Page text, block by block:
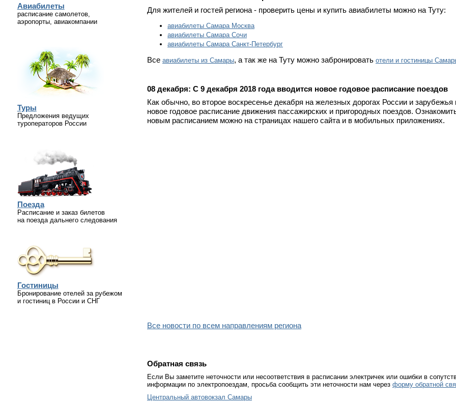
Авиабилеты
расписание самолетов,
аэропорты, авиакомпании
Туры
Предложения ведущих
туроператоров России
Поезда
Расписание и заказ билетов
на поезда дальнего следования
Гостиницы
Бронирование отелей за рубежом
и гостиниц в России и СНГ
Для жителей и гостей региона - проверить цены и купить авиабилеты можно на Туту:
авиабилеты Самара Москва
авиабилеты Самара Сочи
авиабилеты Самара Санкт-Петербург
Все авиабилеты из Самары, а так же на Туту можно забронировать отели и гостиницы
08 декабря: С 9 декабря 2018 года вводится новое годовое расписание поездов
Как обычно, во второе воскресенье декабря на железных дорогах России и зарубежья
новое годовое расписание движения пассажирских и пригородных поездов.
новым расписанием можно на страницах нашего сайта и в мобильных приложениях.
Все новости по всем направлениям региона
Обратная связь
Если Вы заметите неточности или несоответствия в расписании электричек или ошибки в
информации по электропоездам, просьба сообщить эти неточности нам через форму обратной
Центральный автовокзал Самары